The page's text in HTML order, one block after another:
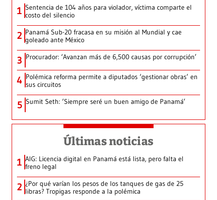
1 Sentencia de 104 años para violador, víctima comparte el
costo del silencio
2 Panamá Sub-20 fracasa en su misión al Mundial y cae
goleado ante México
3 Procurador: ‘Avanzan más de 6,500 causas por corrupción’
4 Polémica reforma permite a diputados ‘gestionar obras’ en
sus circuitos
5 Sumit Seth: ‘Siempre seré un buen amigo de Panamá’
Últimas noticias
1 AIG: Licencia digital en Panamá está lista, pero falta el
freno legal
2 ¿Por qué varían los pesos de los tanques de gas de 25
libras? Tropigas responde a la polémica